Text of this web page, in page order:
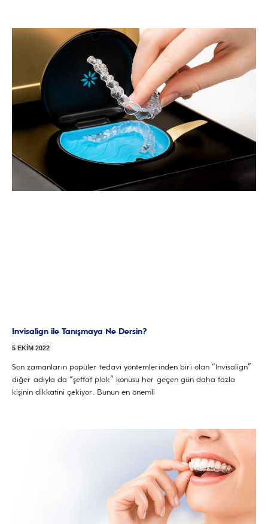
Invisalign ile Tanışmaya Ne Dersin?
5 EKIM 2022
Son zamanların popüler tedavi yöntemlerinden biri olan “Invisalign”
diğer adıyla da “şeffaf plak” konusu her geçen gün daha fazla
kişinin dikkatini çekiyor. Bunun en önemli